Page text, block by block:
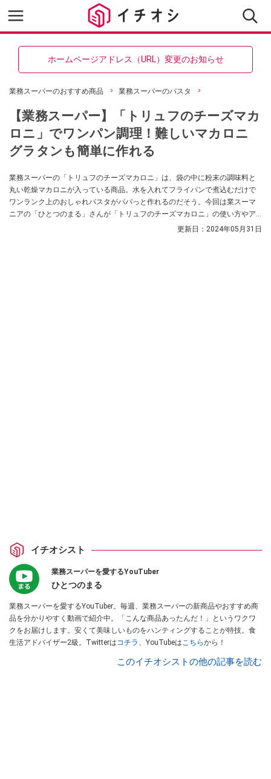
ホームページアドレス（URL）変更のお知らせ
業務スーパーのおすすめ商品 業務スーパーのパスタ
【業務スーパー】「トリュフのチーズマカ
ロニ」でワンパン調理！難しいマカロニ
グラタンも簡単に作れる
業務スーパーの「トリュフのチーズマカロニ」は、袋の中に粉末の調味料と
丸い乾燥マカロニが入っている商品。水を入れてフライパンで煮込むだけで
ワンランク上のおしゃれパスタがパパっと作れるのだそう。今回は業スーマ
ニアの「ひとつのまる」さんが「トリュフのチーズマカロニ」の使い方やア
更新日： 2024年05月31日
イチオシスト
業務スーパーを愛するYouTuber
ひとつのまる
業務スーパーを愛するYouTuber。毎週、業務スーパーの新商品やおすすめ商
品を分かりやすく動画で紹介中。「こんな商品あったんだ！」というワクワ
クをお届けします。安くて美味しいものをハンティングすることが特技。食
生活アドバイザー2級。Twitterはコチラ 、YouTubeはこちらから！
このイチオシストの他の記事を読む